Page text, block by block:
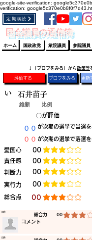
google-site-verification:
verification:
​国会議員の通信簿
定期購読
ホーム 国政政党 衆院議員 参院議員
​↓「プロフをみる」から政策等
評価する プロフをみる 更新
い 石井苗子
維新 比例
​〇​
​００
​００
​が評価
​愛国心 ​00
が次期の選挙で当選
が次期の選挙で落選
平均評価 3 /5
​責任感 ​00 平均評価 3 /5
​判断力 ​00 平均評価 3 /5
​実行力 ​00 平均評価 3 /5
​総合点 ​00 平均評価 3 /5
​総合力 00 平均評価 3 /5
​日時
​コメント
​日時